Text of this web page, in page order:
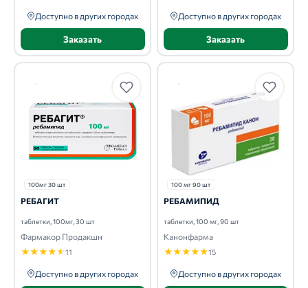
Доступно в других городах
Заказать
Доступно в других городах
Заказать
100мг 30 шт
РЕБАГИТ
таблетки, 100мг, 30 шт
Фармакор Продакшн
★★★★★11
Доступно в других городах
100 мг 90 шт
РЕБАМИПИД
таблетки, 100 мг, 90 шт
Канонфарма
★★★★★15
Доступно в других городах